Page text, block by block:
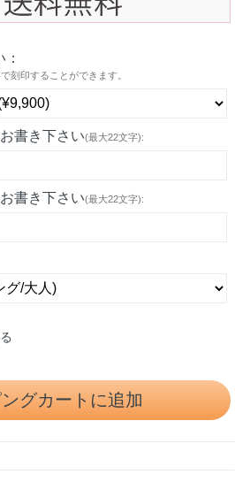
刻印することができます。
書き下さい(最大22文字):
書き下さい(最大22文字):